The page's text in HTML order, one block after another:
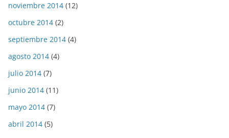
noviembre 2014 (12)
octubre 2014 (2)
septiembre 2014 (4)
agosto 2014 (4)
julio 2014 (7)
junio 2014 (11)
mayo 2014 (7)
abril 2014 (5)